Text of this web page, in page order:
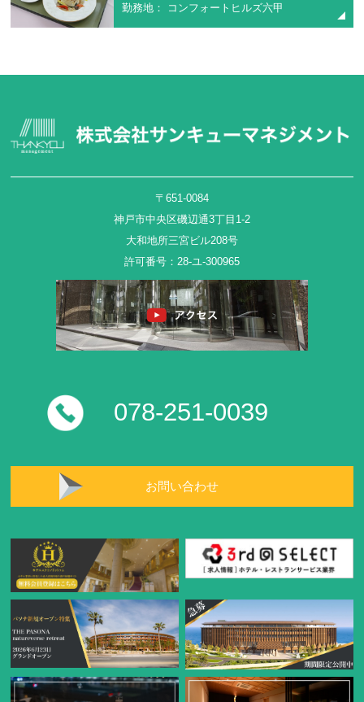
勤務地： コンフォートヒルズ六甲
〒651-0084
神戸市中央区磯辺通3丁目1-2
大和地所三宮ビル208号
許可番号：28-ユ-300965
078-251-0039
お問い合わせ